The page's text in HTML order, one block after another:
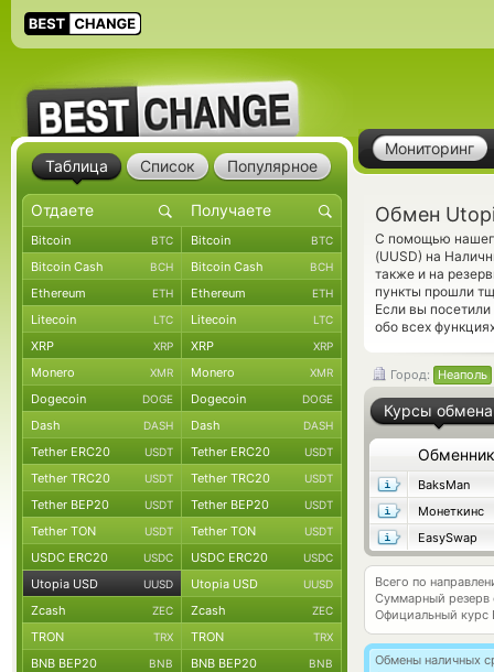
Мониторинг
Обмен
С помощью
(UUSD) на
также и на
пункты прошли
Если вы
обо всех
Город: Неаполь
Курсы обмена
Обменник
BaksMan
Монеткинс
EasySwap
Всего по
Суммарный резерв
Официальный курс
Обмены наличных
Таблица Список Популярное
Bitcoin BTC Bitcoin BTC
Bitcoin Cash BCH Bitcoin Cash BCH
Ethereum ETH Ethereum ETH
Litecoin LTC Litecoin LTC
XRP XRP XRP XRP
Monero XMR Monero XMR
Dogecoin DOGE Dogecoin DOGE
Dash DASH Dash DASH
Tether ERC20 USDT Tether ERC20 USDT
Tether TRC20 USDT Tether TRC20 USDT
Tether BEP20 USDT Tether BEP20 USDT
Tether TON USDT Tether TON USDT
USDC ERC20 USDC USDC ERC20 USDC
Utopia USD UUSD Utopia USD UUSD
Zcash ZEC Zcash ZEC
TRON TRX TRON TRX
BNB BEP20 BNB BNB BEP20 BNB